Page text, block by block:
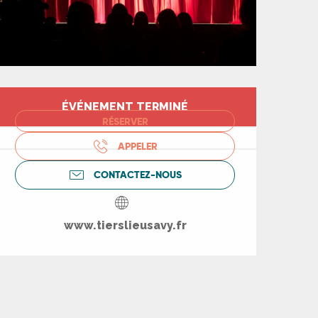
et
ÉVÉNEMENT TERMINÉ
RÉSERVER
APPELER
CONTACTEZ-NOUS
www.tierslieusavy.fr